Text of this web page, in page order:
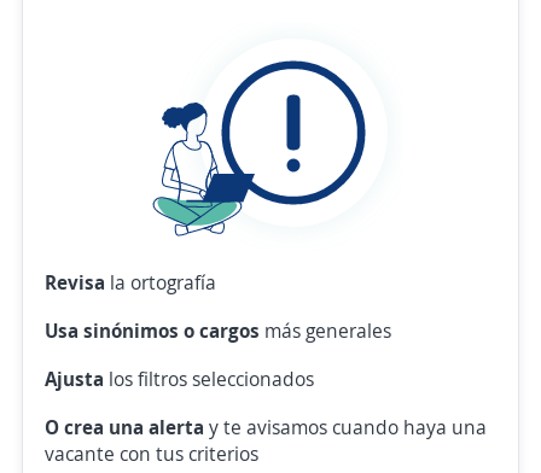
Revisa la ortografía
Usa sinónimos o cargos más generales
Ajusta los filtros seleccionados
O crea una alerta y te avisamos cuando haya una
vacante con tus criterios